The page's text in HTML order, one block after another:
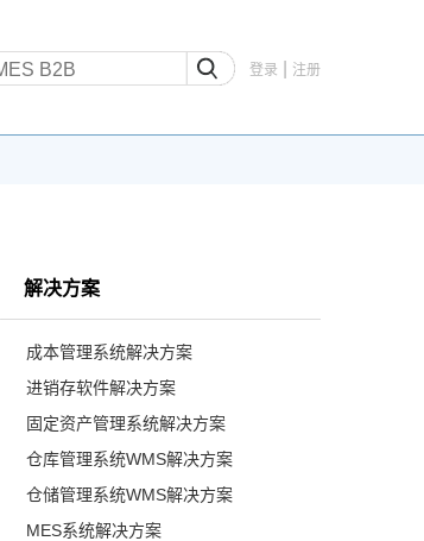
登录 注册
解决方案
成本管理系统解决方案
进销存软件解决方案
固定资产管理系统解决方案
仓库管理系统WMS解决方案
仓储管理系统WMS解决方案
MES系统解决方案